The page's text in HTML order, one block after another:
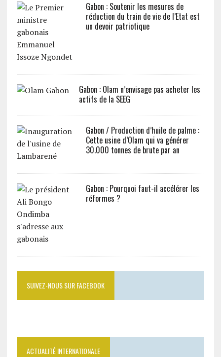
Gabon : Soutenir les mesures de
réduction du train de vie de l’Etat est
un devoir patriotique
Gabon : Olam n’envisage pas acheter les
actifs de la SEEG
Gabon / Production d’huile de palme :
Cette usine d’Olam qui va générer
30.000 tonnes de brute par an
Gabon : Pourquoi faut-il accélérer les
réformes ?
SUIVEZ-NOUS SUR FACEBOOK
ACTUALITÉ INTERNATIONALE